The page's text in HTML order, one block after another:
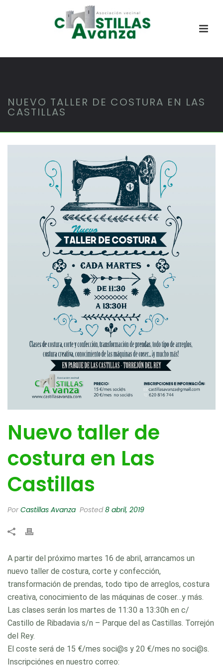
NUEVO TALLER DE COSTURA EN LAS
CASTILLAS
Nuevo taller de
costura en Las
Castillas
PorCastillas Avanza Posted8 abril, 2019
A partir del próximo martes 16 de abril, arrancamos un
nuevo taller de costura, corte y confección,
transformación de prendas, todo tipo de arreglos, costura
creativa, conocimiento de las máquinas de coser…y más.
Las clases serán los martes de 11:30 a 13:30h en c/
Castillo de Ribadavia s/n – Parque del as Castillas. Torrejón
del Rey.
El coste será de 15 €/mes soci@s y 20 €/mes no soci@s.
Inscripciónes en nuestro correo: